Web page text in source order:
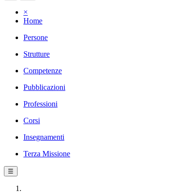
×
Home
Persone
Strutture
Competenze
Pubblicazioni
Professioni
Corsi
Insegnamenti
Terza Missione
☰